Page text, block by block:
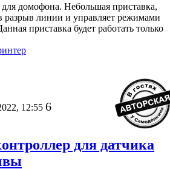
домофона. Небольшая приставка,
разрыв линии и управляет режимами
приставка будет работать только
12:55 6
для датчика